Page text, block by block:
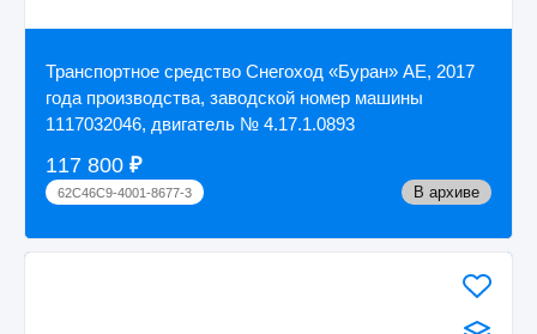
Транспортное средство Снегоход «Буран» АЕ, 2017
года производства, заводской номер машины
1117032046, двигатель № 4.17.1.0893
117 800 ₽
62C46C9-4001-8677-3 В архиве